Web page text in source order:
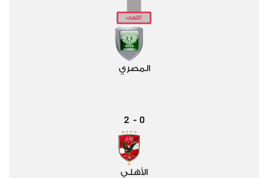
المصري
0
-
2
الأهلي